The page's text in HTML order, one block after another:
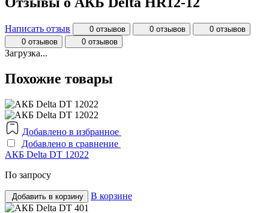
Написать отзыв 0 отзывов 0 отзывов
0 отзывов
0 отзывов
0 отзывов
Загрузка...
Похожие товары
Добавлено в избранное
Добавлено в сравнение
АКБ Delta DT 12022
По запросу
Добавить в корзину В корзине